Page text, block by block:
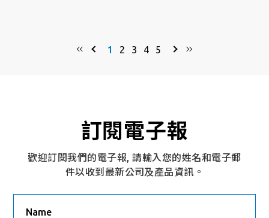
1 2 3 4 5
訂閱電子報
歡迎訂閱我們的電子報, 請輸入您的姓名和電子郵
件以收到最新公司及產品資訊。
Name